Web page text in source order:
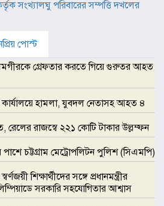
সংখ্যালঘু পরিবারের সম্পত্তি দখলের
পোস্ট
গ্রেফতার করতে গিয়ে গুরুতর আহত
কার্যালয়ে হামলা, যুবদল নেতাসহ আহত ৪
রেলের রাজস্বে ২২১ কোটি টাকার উল্লম্ফন
পাশে চট্টগ্রাম মেট্রোপলিটন পুলিশ (সিএমপি)
শিক্ষার্থীদের সঙ্গে প্রধানমন্ত্রীর
সরকারি সহযোগিতার আশ্বাস